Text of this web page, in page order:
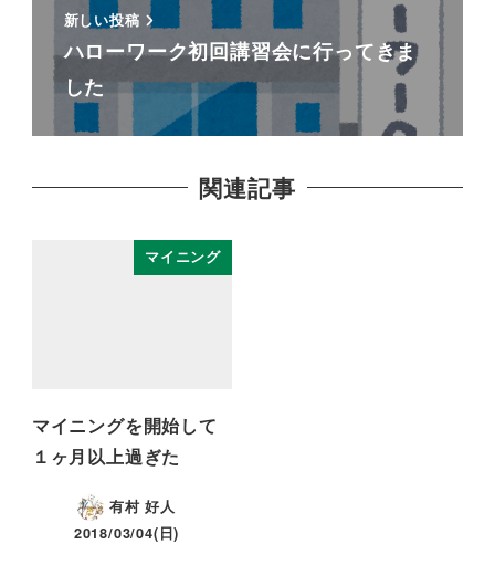
新しい投稿
ハローワーク初回講習会に行ってきま
した
関連記事
マイニング
マイニングを開始して
１ヶ月以上過ぎた
有村 好人
2018/03/04(日)